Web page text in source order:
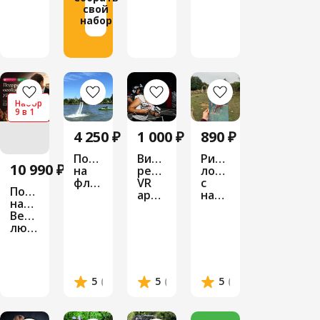
свой
набор
Набор
9 в 1
10 990 ₽
Подарочный
набор
Вечная
любовь
4 250 ₽
Полет
на
флайборде
5
1 000 ₽
Виртуальная
реальность
VR
арена
5
890 ₽
Рисование
лошадей
с
натуры
5